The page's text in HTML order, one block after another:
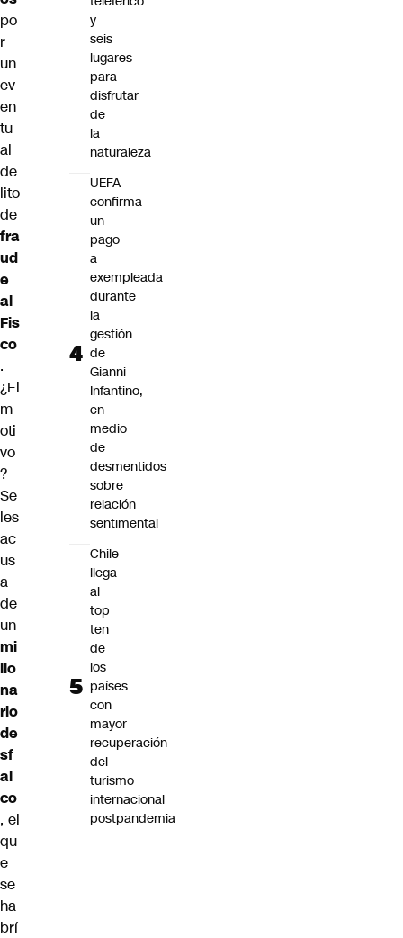
po
r
un
ev
en
tu
al
de
lito
de
fra
ud
e
al
Fis
co
.
¿El
m
oti
vo
?
Se
les
ac
us
a
de
un
mi
llo
na
rio
de
sf
al
co
, el
qu
e
se
ha
brí
y
seis
lugares
para
disfrutar
de
la
naturaleza
UEFA
confirma
un
pago
a
exempleada
durante
la
gestión
de
Gianni
Infantino,
en
medio
de
desmentidos
sobre
relación
sentimental
Chile
llega
al
top
ten
de
los
países
con
mayor
recuperación
del
turismo
internacional
postpandemia